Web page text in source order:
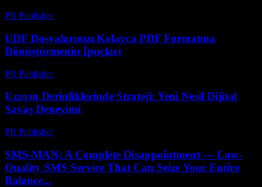
PR Publisher-
UDF Dosyalarınızı Kolayca PDF Formatına
Dönüştürmenin İpuçları
PR Publisher-
Uzayın Derinliklerinde Strateji: Yeni Nesil Dijital
Savaş Deneyimi
PR Publisher-
SMS-MAN: A Complete Disappointment — Low-
Quality SMS Service That Can Seize Your Entire
Balance...